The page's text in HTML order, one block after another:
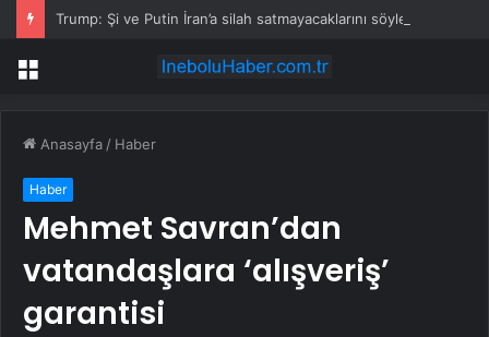
Trump: Şi ve Putin İran’a silah satmayacaklarını söyledi
Menü
Anasayfa / Haber
Haber
Mehmet Savran’dan
vatandaşlara ‘alışveriş’
garantisi